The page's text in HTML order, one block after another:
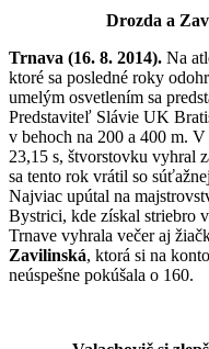
Drozda a
Trnava (16. 8. 2014). Na
ktoré sa posledné roky
umelým osvetlením sa
Predstaviteľ Slávie UK
v behoch na 200 a 400 m.
23,15 s, štvorstovku vyhral
sa tento rok vrátil so
Najviac upútal na
Bystrici, kde získal striebro
Trnave vyhrala večer aj
Zavilinská, ktorá si na
neúspešne pokúšala o 160.